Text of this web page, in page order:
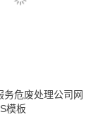
务危废处理公司网
模板